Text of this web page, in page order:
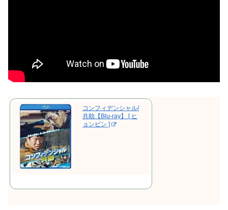
コンフィデンシャル/
共助【Blu-ray】 [ ヒ
ョンビン ]